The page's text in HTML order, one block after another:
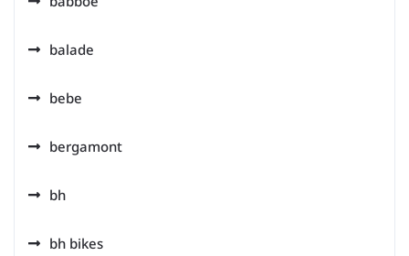
balade
bebe
bergamont
bh
bh bikes